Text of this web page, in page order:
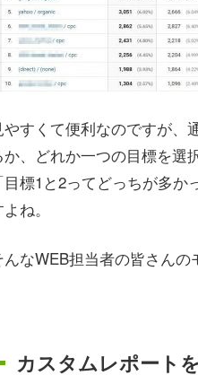
やすくて便利なのですが、
か、どれか一つの目標を選
目標1と2ってどっちが多
ね。
んなWEB担当者の皆さん
カスタムレポート